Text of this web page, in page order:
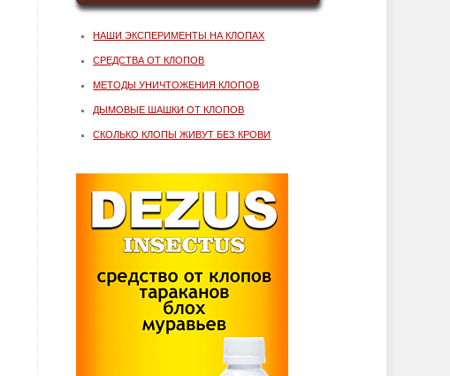
НАШИ ЭКСПЕРИМЕНТЫ НА КЛОПАХ
СРЕДСТВА ОТ КЛОПОВ
МЕТОДЫ УНИЧТОЖЕНИЯ КЛОПОВ
ДЫМОВЫЕ ШАШКИ ОТ КЛОПОВ
СКОЛЬКО КЛОПЫ ЖИВУТ БЕЗ КРОВИ